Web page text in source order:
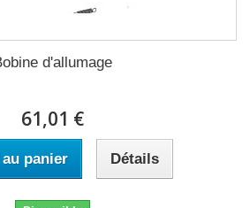
d'allumage
61,01 €
panier Détails